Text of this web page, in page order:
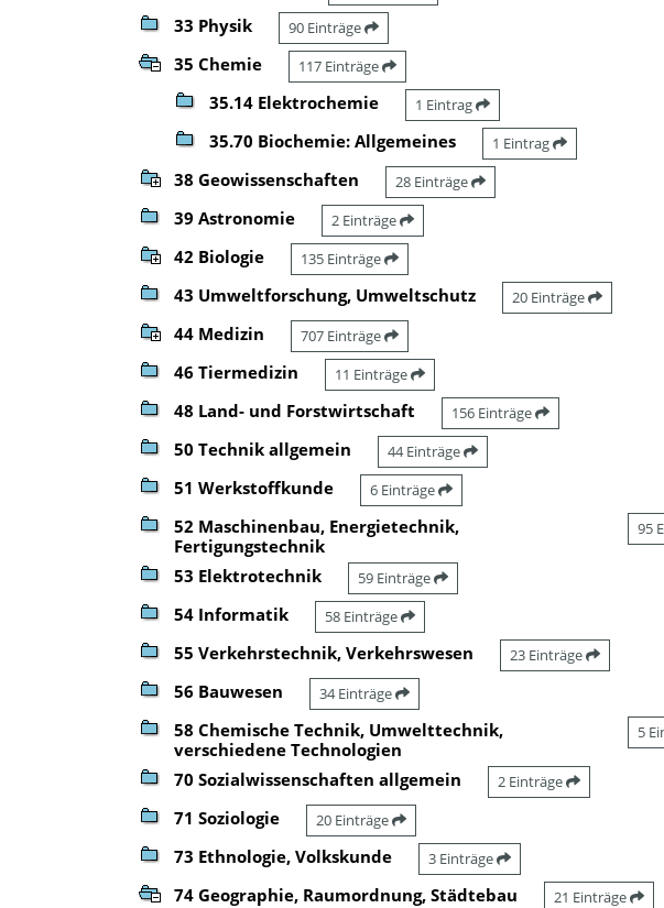
33 Physik 90 Einträge
35 Chemie 117 Einträge
35.14 Elektrochemie 1 Eintrag
35.70 Biochemie: Allgemeines 1 Eintrag
38 Geowissenschaften 28 Einträge
39 Astronomie 2 Einträge
42 Biologie 135 Einträge
43 Umweltforschung, Umweltschutz 20 Einträge
44 Medizin 707 Einträge
46 Tiermedizin 11 Einträge
48 Land- und Forstwirtschaft 156 Einträge
50 Technik allgemein 44 Einträge
51 Werkstoffkunde 6 Einträge
52 Maschinenbau, Energietechnik,
Fertigungstechnik
95
53 Elektrotechnik 59 Einträge
54 Informatik 58 Einträge
55 Verkehrstechnik, Verkehrswesen 23 Einträge
56 Bauwesen 34 Einträge
58 Chemische Technik, Umwelttechnik,
verschiedene Technologien
5
70 Sozialwissenschaften allgemein 2 Einträge
71 Soziologie 20 Einträge
73 Ethnologie, Volkskunde 3 Einträge
74 Geographie, Raumordnung, Städtebau 21 Einträge